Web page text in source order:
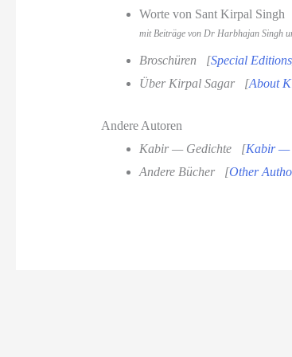
Worte von Sant Kirpal Singh
mit Beiträge von Dr Harbhajan Singh
Broschüren [Special Editions
Über Kirpal Sagar
[About
Andere Autoren
Kabir — Gedichte
[Kabir —
Andere Bücher [Other